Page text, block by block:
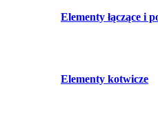
Elementy łączące i
Elementy kotwicze